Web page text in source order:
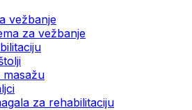
vežbanje
za vežbanje
masažu
za rehabilitaciju